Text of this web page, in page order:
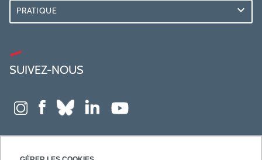
PRATIQUE
SUIVEZ-NOUS